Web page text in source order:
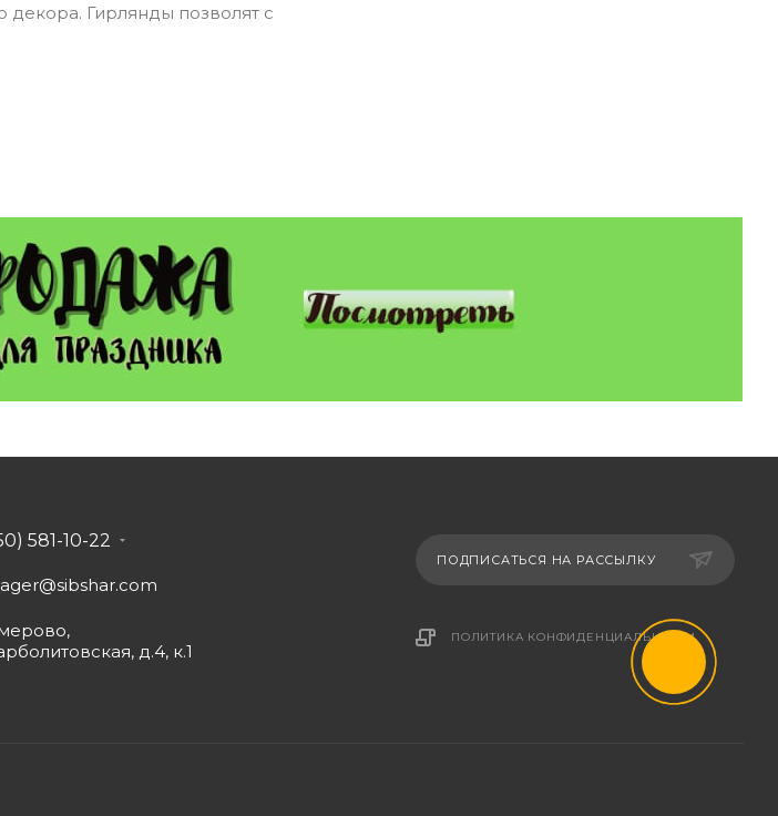
Гирлянды позволят с
581-10-22
д.4, к.1
ПОДПИСАТЬСЯ НА РАССЫЛКУ
ПОЛИТИКА КОНФИДЕНЦИАЛЬНОСТИ